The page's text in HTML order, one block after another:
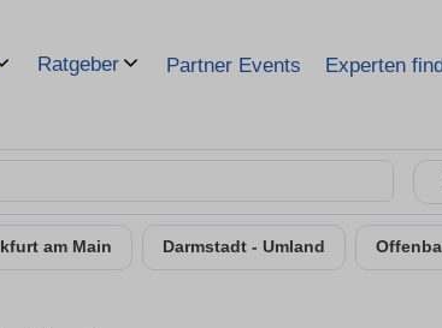
Ratgeber Partner Events Experten
am Main Darmstadt - Umland